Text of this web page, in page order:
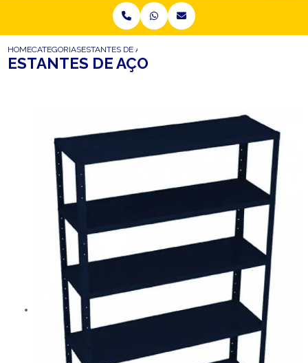
HOMECATEGORIASESTANTES DE AÇO
ESTANTES DE AÇO